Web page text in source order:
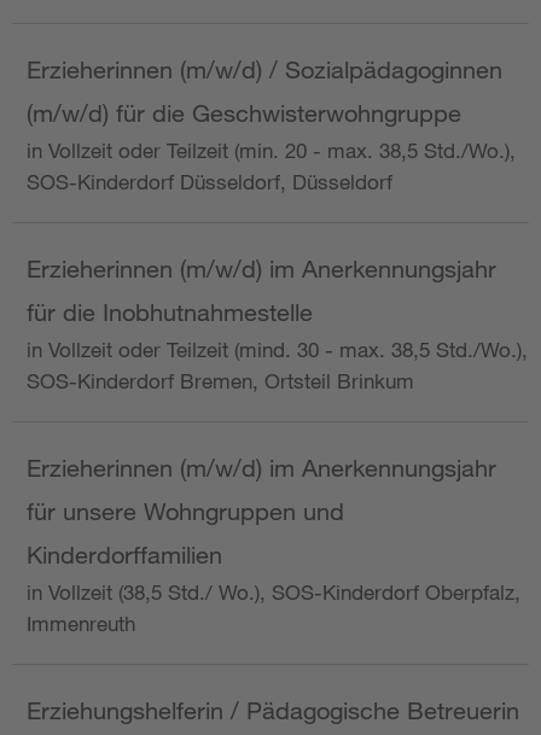
Erzieherinnen (m/w/d) / Sozialpädagoginnen
(m/w/d) für die Geschwisterwohngruppe
in Vollzeit oder Teilzeit (min. 20 - max. 38,5 Std./Wo.),
SOS-Kinderdorf Düsseldorf, Düsseldorf
Erzieherinnen (m/w/d) im Anerkennungsjahr
für die Inobhutnahmestelle
in Vollzeit oder Teilzeit (mind. 30 - max. 38,5 Std./Wo.),
SOS-Kinderdorf Bremen, Ortsteil Brinkum
Erzieherinnen (m/w/d) im Anerkennungsjahr
für unsere Wohngruppen und
Kinderdorffamilien
in Vollzeit (38,5 Std./ Wo.), SOS-Kinderdorf Oberpfalz,
Immenreuth
Erziehungshelferin / Pädagogische Betreuerin